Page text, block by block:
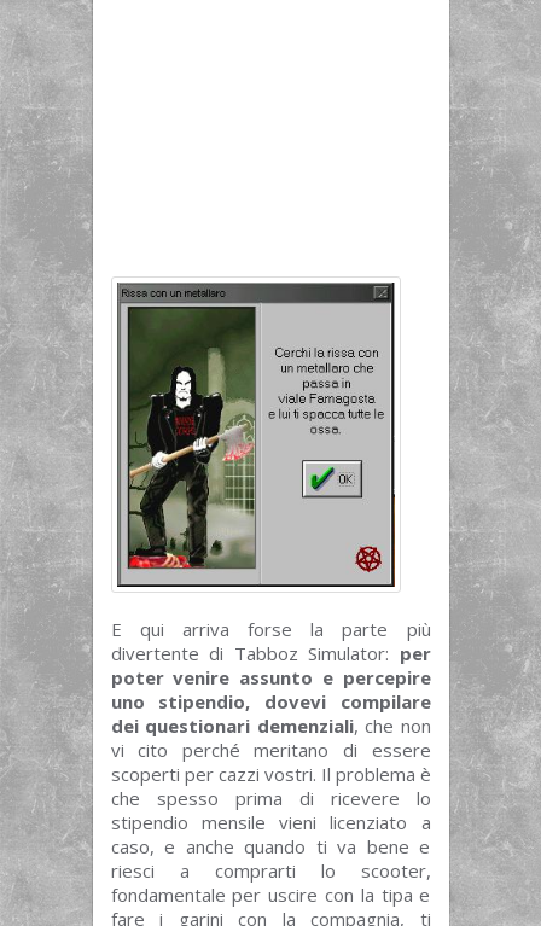
E qui arriva forse la parte più
divertente di Tabboz Simulator: per
poter venire assunto e percepire
uno stipendio, dovevi compilare
dei questionari demenziali, che non
vi cito perché meritano di essere
scoperti per cazzi vostri. Il problema è
che spesso prima di ricevere lo
stipendio mensile vieni licenziato a
caso, e anche quando ti va bene e
riesci a comprarti lo scooter,
fondamentale per uscire con la tipa e
fare i garini con la compagnia, ti